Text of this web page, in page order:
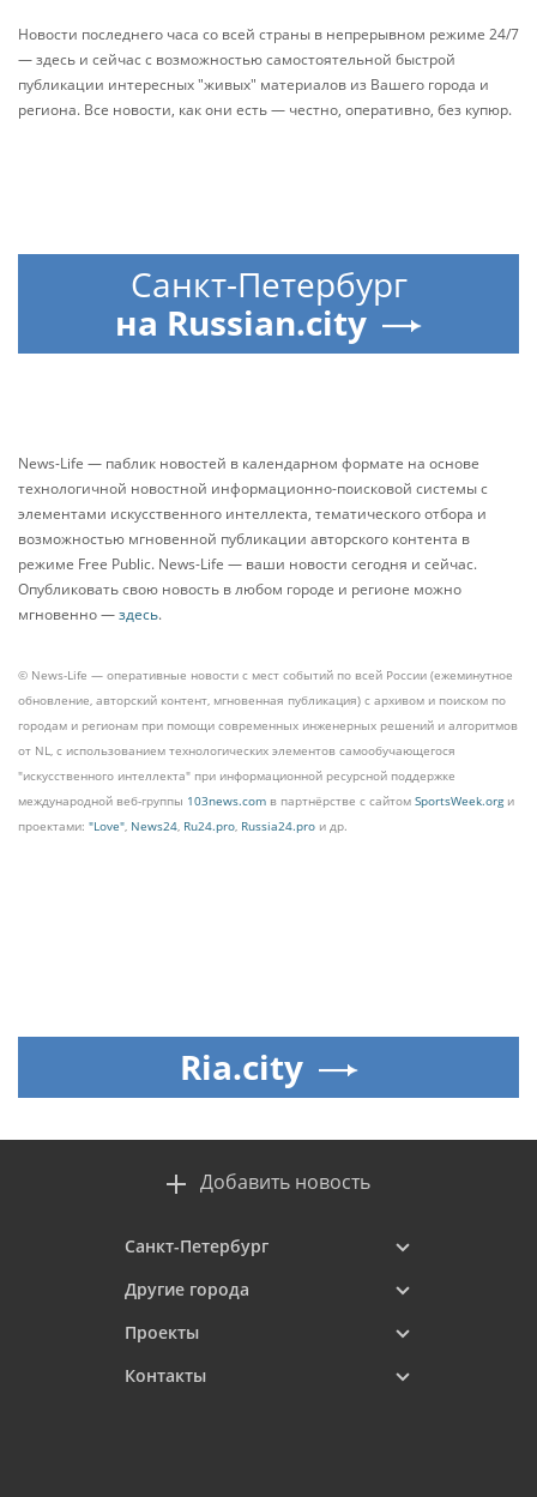
Новости последнего часа со всей страны в непрерывном режиме 24/7
— здесь и сейчас с возможностью самостоятельной быстрой
публикации интересных "живых" материалов из Вашего города и
региона. Все новости, как они есть — честно, оперативно, без купюр.
Санкт-Петербург
на Russian.city
News-Life — паблик новостей в календарном формате на основе
технологичной новостной информационно-поисковой системы с
элементами искусственного интеллекта, тематического отбора и
возможностью мгновенной публикации авторского контента в
режиме Free Public. News-Life — ваши новости сегодня и сейчас.
Опубликовать свою новость в любом городе и регионе можно
мгновенно —здесь.
© News-Life — оперативные новости с мест событий по всей России (ежеминутное
обновление, авторский контент, мгновенная публикация) с архивом и поиском по
городам и регионам при помощи современных инженерных решений и алгоритмов
от NL, с использованием технологических элементов самообучающегося
"искусственного интеллекта" при информационной ресурсной поддержке
международной веб-группы 103news.com в партнёрстве с сайтом SportsWeek.orgи
проектами: "Love", News24, Ru24.pro, Russia24.pro и др.
Ria.city
Добавить новость
Санкт-Петербург
Другие города
Проекты
Контакты